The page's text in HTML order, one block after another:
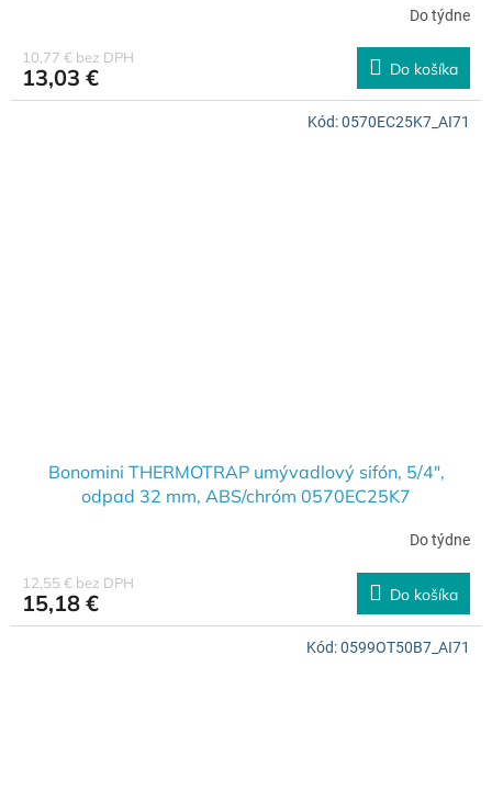
Do týdne
10,77 € bez DPH
13,03 € Do košíka
Bonomini THERMOTRAP umývadlový sifón, 5/4",
odpad 32 mm, ABS/chróm 0570EC25K7
Do týdne
12,55 € bez DPH
15,18 € Do košíka
Kód:0570EC25K7_AI71
Kód:0599OT50B7_AI71